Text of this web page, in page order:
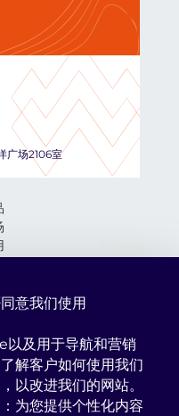
作
广场2106室
2026
意我们使用
及用于导航和营销
解客户如何使用我们
以改进我们的网站。
为您提供个性化内容